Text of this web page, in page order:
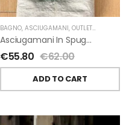
BAGNO, ASCIUGAMANI, OUTLET,
Asciugamani In Spugna E Lino Di Giardino Segreto
€55.80 €62.00
ADD TO CART